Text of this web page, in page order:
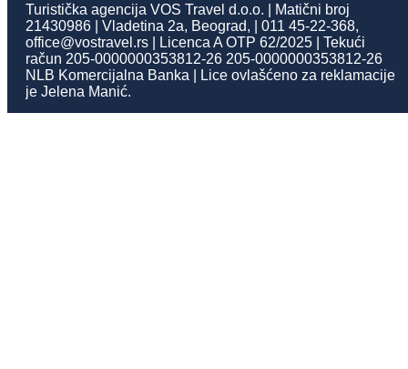
Turistička agencija VOS Travel d.o.o. | Matični broj
21430986 | Vladetina 2a, Beograd, | 011 45-22-368,
office@vostravel.rs | Licenca A OTP 62/2025 | Tekući
račun 205-0000000353812-26 205-0000000353812-26
NLB Komercijalna Banka | Lice ovlašćeno za reklamacije
je Jelena Manić.